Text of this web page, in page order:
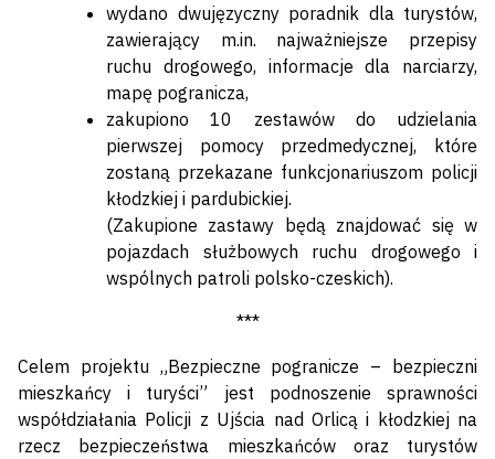
wydano dwujęzyczny poradnik dla turystów,
zawierający m.in. najważniejsze przepisy
ruchu drogowego, informacje dla narciarzy,
mapę pogranicza,
zakupiono 10 zestawów do udzielania
pierwszej pomocy przedmedycznej, które
zostaną przekazane funkcjonariuszom policji
kłodzkiej i pardubickiej.
(Zakupione zastawy będą znajdować się w
pojazdach służbowych ruchu drogowego i
wspólnych patroli polsko-czeskich).
***
Celem projektu „Bezpieczne pogranicze – bezpieczni
mieszkańcy i turyści” jest podnoszenie sprawności
współdziałania Policji z Ujścia nad Orlicą i kłodzkiej na
rzecz bezpieczeństwa mieszkańców oraz turystów